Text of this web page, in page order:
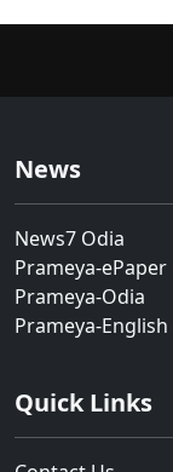
News
News7 Odia
Prameya-ePaper
Prameya-Odia
Prameya-English
Quick Links